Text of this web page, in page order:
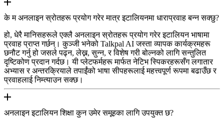
के म अनलाइन स्रोतहरू प्रयोग गरेर मात्र इटालियनमा धाराप्रवाह बन्न सक्छु?
हो, धेरै मानिसहरूले एक्लै अनलाइन स्रोतहरू प्रयोग गरेर इटालियन भाषामा
प्रवाह प्राप्त गर्छन्। कुञ्जी भनेको Talkpal AI जस्ता व्यापक कार्यक्रमहरू
छनौट गर्नु हो जसले पढ्न, लेख्न, सुन्न, र विशेष गरी बोल्नको लागि सन्तुलित
दृष्टिकोण प्रदान गर्दछ। यी प्लेटफर्महरू मार्फत नेटिभ स्पिकरहरूसँग लगातार
अभ्यास र अन्तरक्रियाले तपाईंको भाषा सीपहरूलाई महत्त्वपूर्ण रूपमा बढाउँछ र
प्रवाहलाई निम्त्याउन सक्छ।
अनलाइन इटालियन शिक्षा कुन उमेर समूहका लागि उपयुक्त छ?